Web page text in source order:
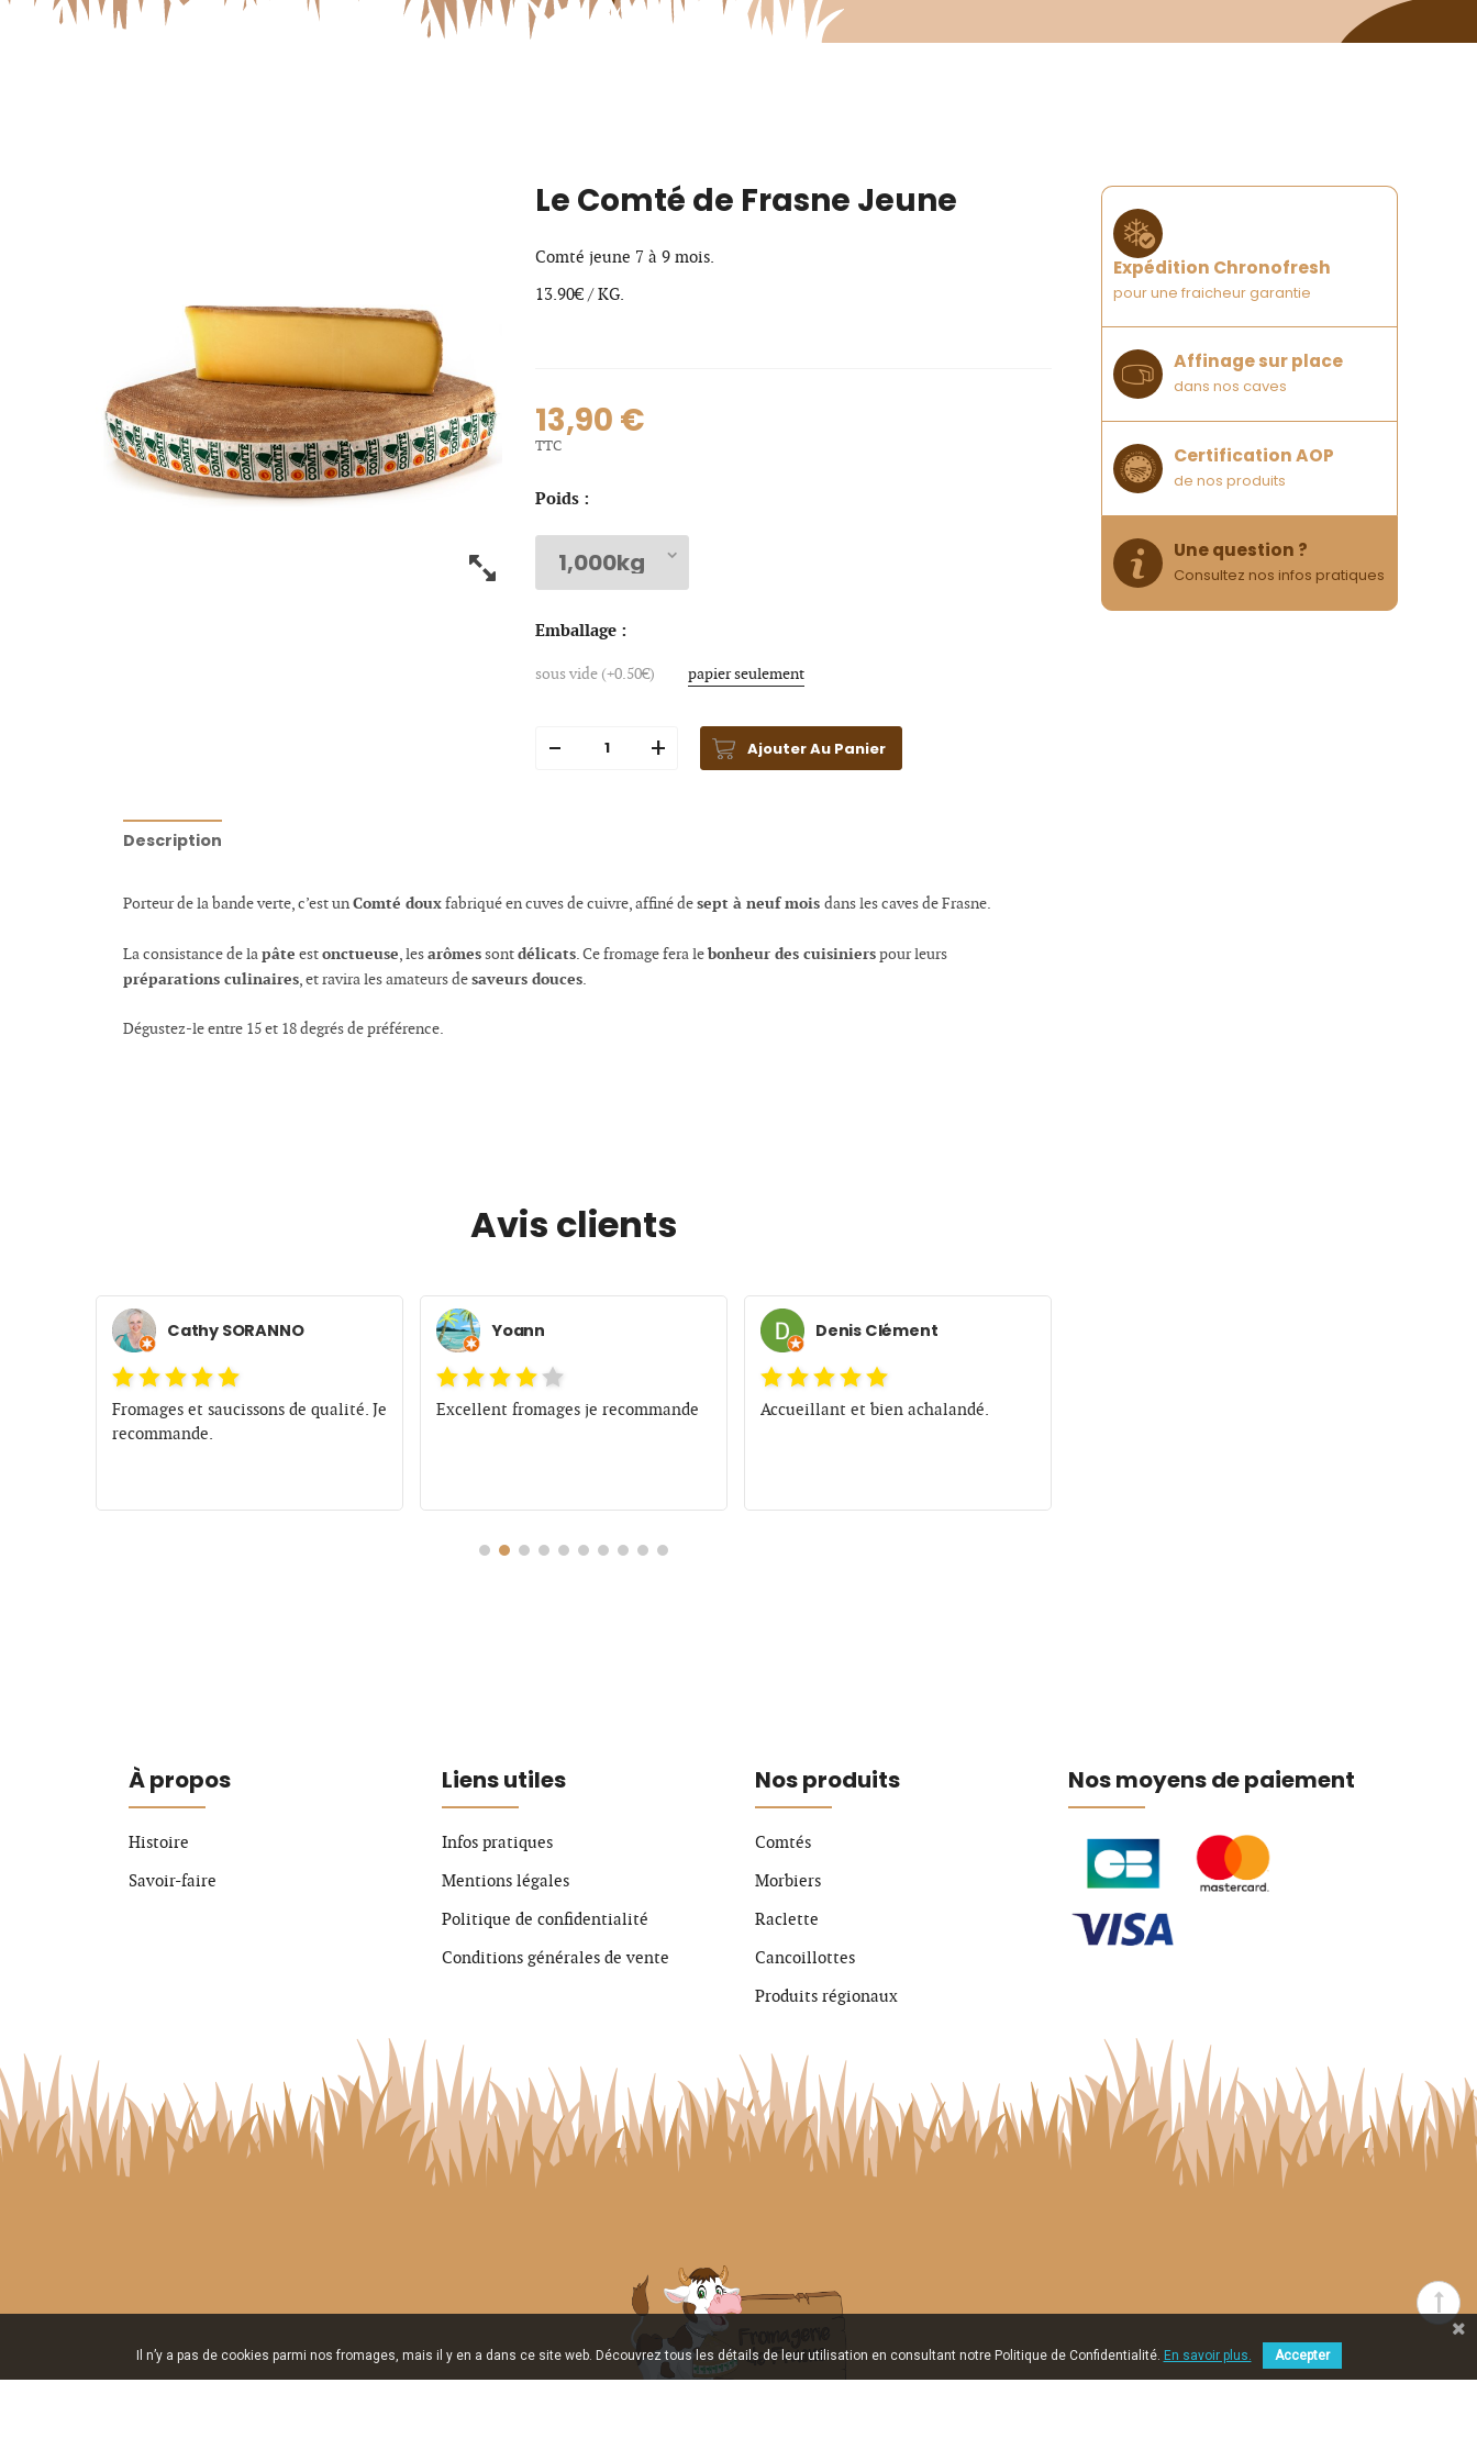
Le Comté de Frasne Jeune
Comté jeune 7 à 9 mois.
13.90€ / KG.
13,90 €
TTC
Poids :
Emballage :
sous vide (+0.50€) papier seulement
Ajouter Au Panier
Description
Porteur de la bande verte, c’est unComté douxfabriqué en cuves de cuivre, affiné desept à neuf mois dans les caves de Frasne.
La consistance de lapâte estonctueuse, lesarômessontdélicats. Ce fromage fera lebonheur des cuisinierspour leurs
préparations culinaires, et ravira les amateurs desaveurs douces.
Dégustez-le entre 15 et 18 degrés de préférence.
Avis clients
Cathy SORANNO
Fromages et saucissons de qualité. Je
recommande.
Yoann
Excellent fromages je recommande
Denis Clément
Accueillant et bien achalandé.
Expédition Chronofresh
pour une fraicheur garantie
Affinage sur place
dans nos caves
Certification AOP
de nos produits
Une question ?
Consultez nos infos pratiques
À propos
Histoire
Savoir-faire
Liens utiles
Infos pratiques
Mentions légales
Politique de confidentialité
Conditions générales de vente
Nos produits
Comtés
Morbiers
Raclette
Cancoillottes
Produits régionaux
Nos moyens de paiement
Il n’y a pas de cookies parmi nos fromages, mais il y en a dans ce site web. Découvrez tous les détails de leur utilisation en consultant notre Politique de Confidentialité. En savoir plus. Accepter